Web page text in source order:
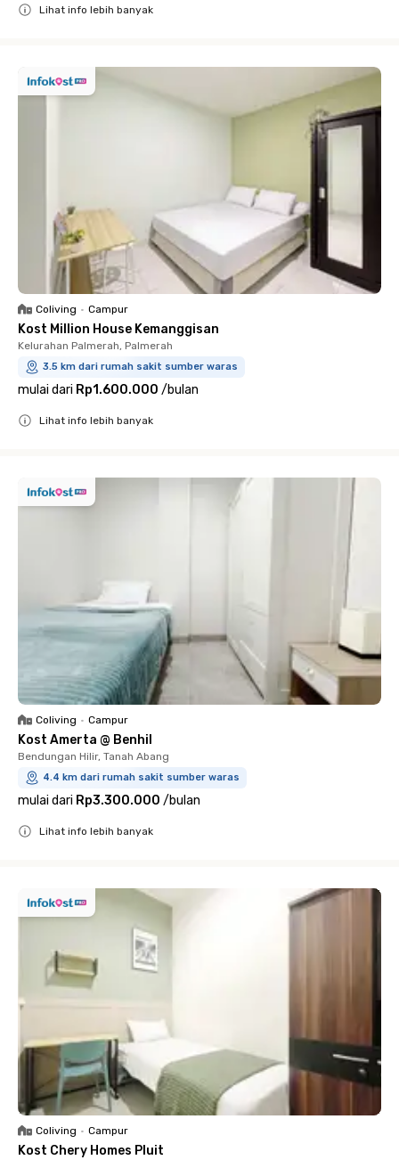
Lihat info lebih banyak
Coliving • Campur
Kost Million House Kemanggisan
Kelurahan Palmerah, Palmerah
3.5 km dari rumah sakit sumber waras
mulai dari Rp1.600.000 /bulan
Lihat info lebih banyak
Coliving • Campur
Kost Amerta @ Benhil
Bendungan Hilir, Tanah Abang
4.4 km dari rumah sakit sumber waras
mulai dari Rp3.300.000 /bulan
Lihat info lebih banyak
Coliving • Campur
Kost Chery Homes Pluit